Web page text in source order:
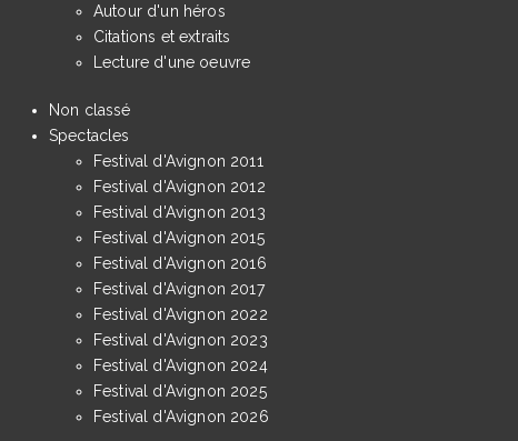
Autour d'un héros
Citations et extraits
Lecture d'une oeuvre
Non classé
Spectacles
Festival d'Avignon 2011
Festival d'Avignon 2012
Festival d'Avignon 2013
Festival d'Avignon 2015
Festival d'Avignon 2016
Festival d'Avignon 2017
Festival d'Avignon 2022
Festival d'Avignon 2023
Festival d'Avignon 2024
Festival d'Avignon 2025
Festival d'Avignon 2026